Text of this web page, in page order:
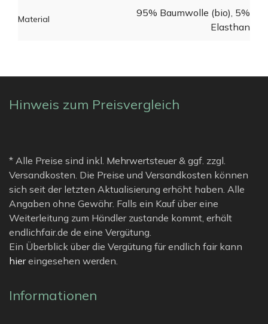
Material
95% Baumwolle (bio), 5%
Elasthan
Hinweis zum Preisvergleich
* Alle Preise sind inkl. Mehrwertsteuer & ggf. zzgl.
Versandkosten. Die Preise und Versandkosten können
sich seit der letzten Aktualisierung erhöht haben. Alle
Angaben ohne Gewähr. Falls ein Kauf über eine
Weiterleitung zum Händler zustande kommt, erhält
endlichfair.de de eine Vergütung.
Ein Überblick über die Vergütung für endlich fair kann
hiereingesehen werden.
Informationen